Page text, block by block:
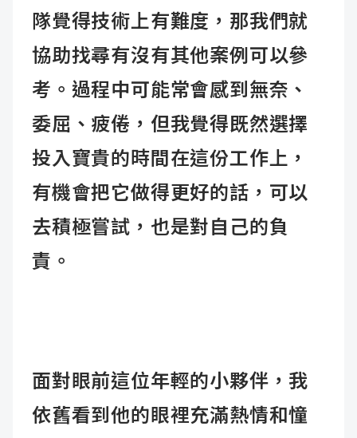
隊覺得技術上有難度，那我們就
協助找尋有沒有其他案例可以參
考。過程中可能常會感到無奈、
委屈、疲倦，但我覺得既然選擇
投入寶貴的時間在這份工作上，
有機會把它做得更好的話，可以
去積極嘗試，也是對自己的負
責。
面對眼前這位年輕的小夥伴，我
依舊看到他的眼裡充滿熱情和憧